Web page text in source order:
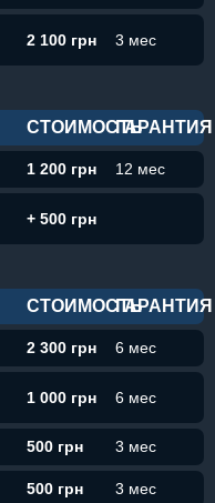
2 100 грн 3 мес
СТОИМОСТЬГАРАНТИЯ
1 200 грн 12 мес
+ 500 грн
СТОИМОСТЬГАРАНТИЯ
2 300 грн 6 мес
1 000 грн 6 мес
500 грн 3 мес
500 грн 3 мес